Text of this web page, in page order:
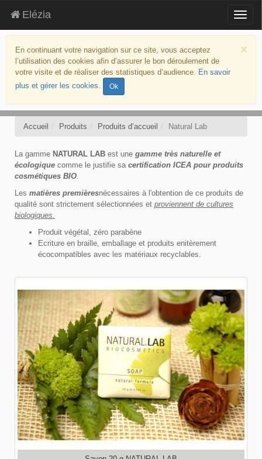
aller
contenu
menu
d’accessibilité
×
En continuant votre navigation sur ce site, vous acceptez
l’utilisation des cookies afin d’assurer le bon déroulement de
votre visite et de réaliser des statistiques d’audience. En savoir
plus et gérer les cookies. Ok
Elézia
Accueil Produits Produits d’accueil Natural Lab
La gamme NATURAL LAB est une gamme très naturelle et
écologique comme le justifie sa certification ICEA pour produits
cosmétiques BIO.
Les matières premièresnécessaires à l'obtention de ce produits de
qualité sont strictement sélectionnées et proviennent de cultures
biologiques.
Produit végétal, zéro parabène
Ecriture en braille, emballage et produits enitèrement
écocompatibles avec les matériaux recyclables.